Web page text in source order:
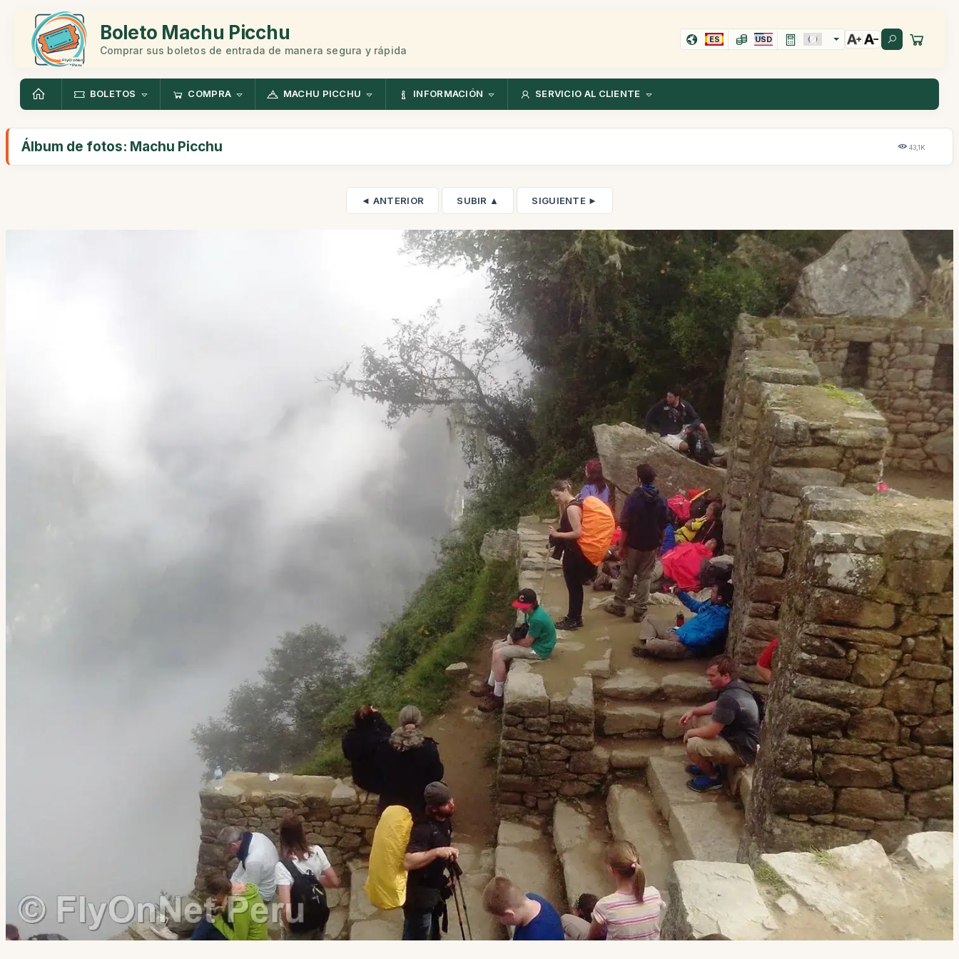
Boleto Machu Picchu
Comprar sus boletos de entrada de manera segura y rápida
ES USD
BOLETOS COMPRA MACHU PICCHU INFORMACIÓN SERVICIO AL CLIENTE
Álbum de fotos: Machu Picchu 43,1K
◄ ANTERIOR SUBIR ▲ SIGUIENTE ►